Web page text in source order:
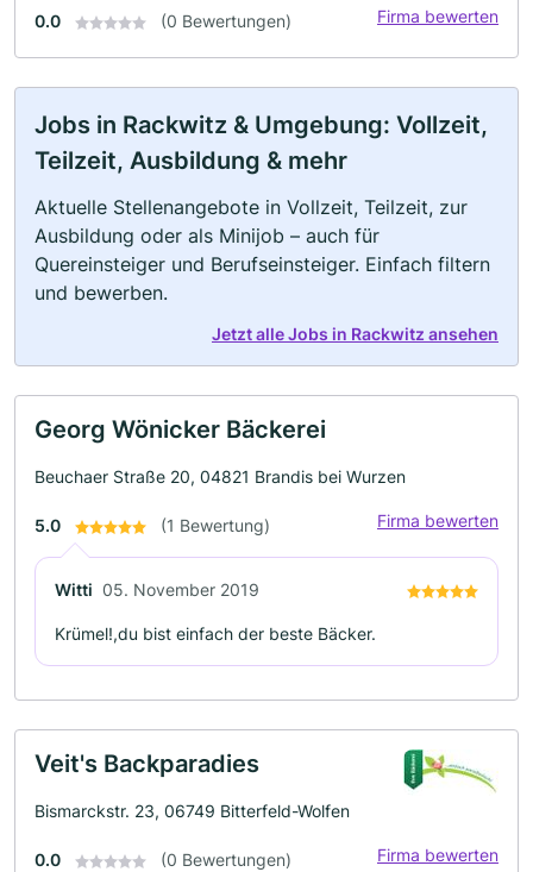
0.0 (0 Bewertungen) Firma bewerten
Jobs in Rackwitz & Umgebung: Vollzeit,
Teilzeit, Ausbildung & mehr
Aktuelle Stellenangebote in Vollzeit, Teilzeit, zur
Ausbildung oder als Minijob – auch für
Quereinsteiger und Berufseinsteiger. Einfach filtern
und bewerben.
Jetzt alle Jobs in Rackwitz ansehen
Georg Wönicker Bäckerei
Beuchaer Straße 20, 04821 Brandis bei Wurzen
5.0 (1 Bewertung) Firma bewerten
Witti 05. November 2019
Krümel!,du bist einfach der beste Bäcker.
Veit's Backparadies
Bismarckstr. 23, 06749 Bitterfeld-Wolfen
0.0 (0 Bewertungen) Firma bewerten